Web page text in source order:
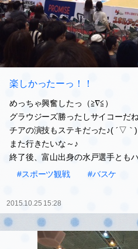
楽しかったーっ！！
めっちゃ興奮したっ（≧∇≦）
グラウジーズ勝ったしサイコーだね
チアの演技もステキだった♪( ´▽｀)
また行きたいな～♪
終了後、富山出身の水戸選手とも
#スポーツ観戦
#バスケ
2015.10.25 15:28